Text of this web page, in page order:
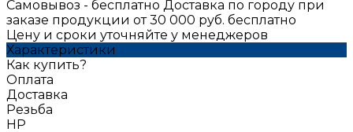
Самовывоз - бесплатно Доставка по городу при
заказе продукции от 30 000 руб. бесплатно
Цену и сроки уточняйте у менеджеров
Характеристики
Как купить?
Оплата
Доставка
Резьба
НР